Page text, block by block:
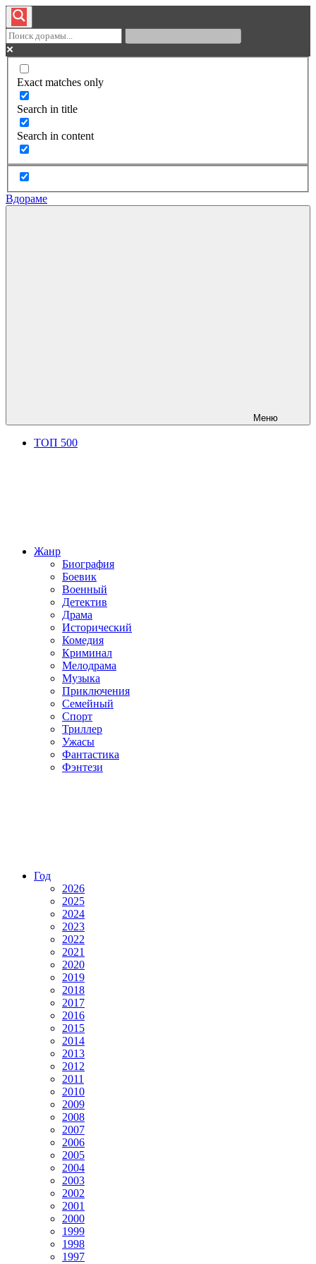
Exact matches only
Search in title
Search in content
Вдораме
Меню
ТОП 500
Жанр
Биография
Боевик
Военный
Детектив
Драма
Исторический
Комедия
Криминал
Мелодрама
Музыка
Приключения
Семейный
Спорт
Триллер
Ужасы
Фантастика
Фэнтези
Год
2026
2025
2024
2023
2022
2021
2020
2019
2018
2017
2016
2015
2014
2013
2012
2011
2010
2009
2008
2007
2006
2005
2004
2003
2002
2001
2000
1999
1998
1997